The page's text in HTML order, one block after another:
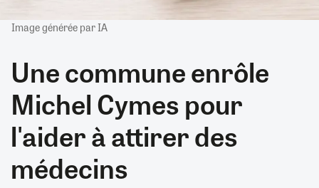
Image générée par IA
Une commune enrôle
Michel Cymes pour
l'aider à attirer des
médecins